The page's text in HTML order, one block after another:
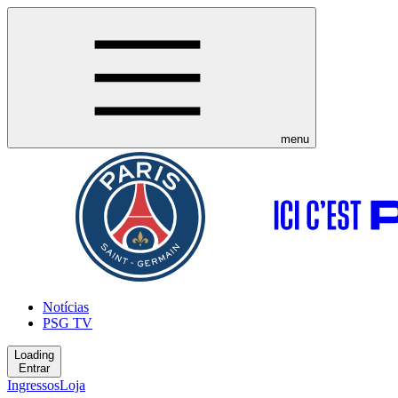
menu
Notícias
PSG TV
Loading
Entrar
IngressosLoja